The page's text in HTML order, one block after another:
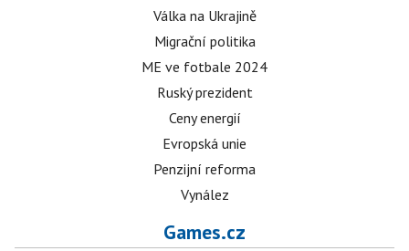
Válka na Ukrajině
Migrační politika
ME ve fotbale 2024
Ruský prezident
Ceny energií
Evropská unie
Penzijní reforma
Vynález
Games.cz